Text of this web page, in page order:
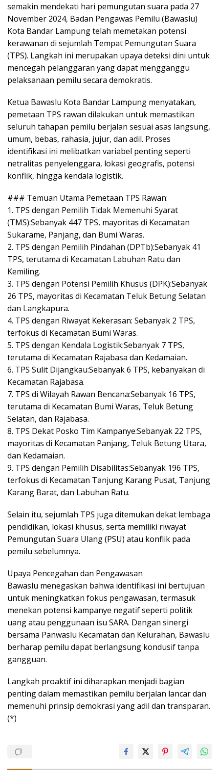
semakin mendekati hari pemungutan suara pada 27
November 2024, Badan Pengawas Pemilu (Bawaslu)
Kota Bandar Lampung telah memetakan potensi
kerawanan di sejumlah Tempat Pemungutan Suara
(TPS). Langkah ini merupakan upaya deteksi dini untuk
mencegah pelanggaran yang dapat mengganggu
pelaksanaan pemilu secara demokratis.
Ketua Bawaslu Kota Bandar Lampung menyatakan,
pemetaan TPS rawan dilakukan untuk memastikan
seluruh tahapan pemilu berjalan sesuai asas langsung,
umum, bebas, rahasia, jujur, dan adil. Proses
identifikasi ini melibatkan variabel penting seperti
netralitas penyelenggara, lokasi geografis, potensi
konflik, hingga kendala logistik.
### Temuan Utama Pemetaan TPS Rawan:
1. TPS dengan Pemilih Tidak Memenuhi Syarat
(TMS):Sebanyak 447 TPS, mayoritas di Kecamatan
Sukarame, Panjang, dan Bumi Waras.
2. TPS dengan Pemilih Pindahan (DPTb):Sebanyak 41
TPS, terutama di Kecamatan Labuhan Ratu dan
Kemiling.
3. TPS dengan Potensi Pemilih Khusus (DPK):Sebanyak
26 TPS, mayoritas di Kecamatan Teluk Betung Selatan
dan Langkapura.
4. TPS dengan Riwayat Kekerasan: Sebanyak 2 TPS,
terfokus di Kecamatan Bumi Waras.
5. TPS dengan Kendala Logistik:Sebanyak 7 TPS,
terutama di Kecamatan Rajabasa dan Kedamaian.
6. TPS Sulit Dijangkau:Sebanyak 6 TPS, kebanyakan di
Kecamatan Rajabasa.
7. TPS di Wilayah Rawan Bencana:Sebanyak 16 TPS,
terutama di Kecamatan Bumi Waras, Teluk Betung
Selatan, dan Rajabasa.
8. TPS Dekat Posko Tim Kampanye:Sebanyak 22 TPS,
mayoritas di Kecamatan Panjang, Teluk Betung Utara,
dan Kedamaian.
9. TPS dengan Pemilih Disabilitas:Sebanyak 196 TPS,
terfokus di Kecamatan Tanjung Karang Pusat, Tanjung
Karang Barat, dan Labuhan Ratu.
Selain itu, sejumlah TPS juga ditemukan dekat lembaga
pendidikan, lokasi khusus, serta memiliki riwayat
Pemungutan Suara Ulang (PSU) atau konflik pada
pemilu sebelumnya.
Upaya Pencegahan dan Pengawasan
Bawaslu menegaskan bahwa identifikasi ini bertujuan
untuk meningkatkan fokus pengawasan, termasuk
menekan potensi kampanye negatif seperti politik
uang atau penggunaan isu SARA. Dengan sinergi
bersama Panwaslu Kecamatan dan Kelurahan, Bawaslu
berharap pemilu dapat berlangsung kondusif tanpa
gangguan.
Langkah proaktif ini diharapkan menjadi bagian
penting dalam memastikan pemilu berjalan lancar dan
memenuhi prinsip demokrasi yang adil dan transparan.
(*)